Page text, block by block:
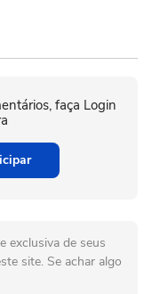
faça Login
exclusiva de seus
site. Se achar algo